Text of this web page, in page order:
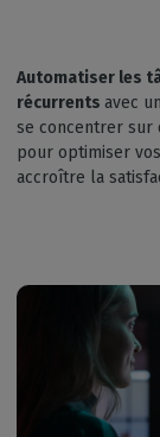
Automatiser les
récurrents avec
se concentrer sur
pour optimiser
accroître la